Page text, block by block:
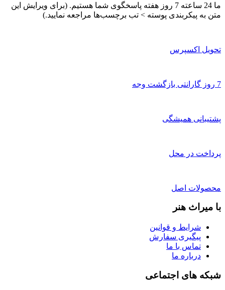
ما 24 ساعته 7 روز هفته پاسخگوی شما هستیم. (برای ویرایش این
متن به پیکربندی پوسته > تب برچسب‌ها مراجعه نمایید.)
تحویل اکسپرس
7 روز گارانتی بازگشت وجه
پشتیبانی همیشگی
پرداخت در محل
محصولات اصل
با میراث هنر
شرایط و قوانین
پیگیری سفارش
تماس با ما
درباره ما
شبکه های اجتماعی